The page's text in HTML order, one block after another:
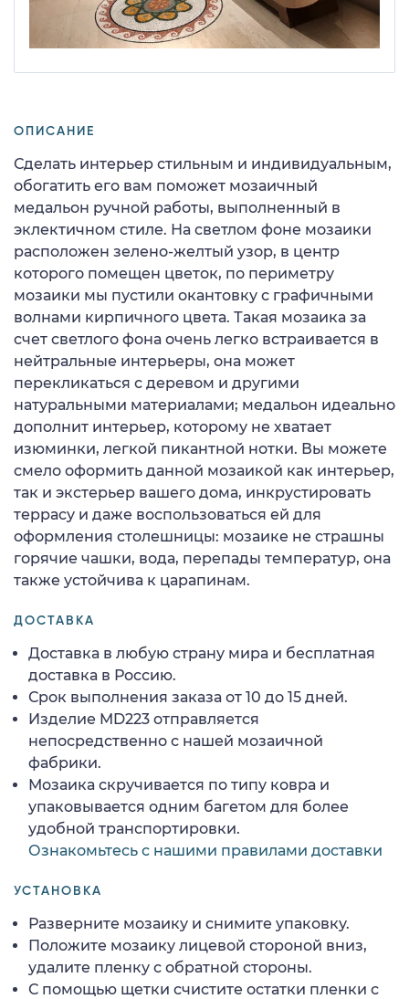
ОПИСАНИЕ
Сделать интерьер стильным и индивидуальным,
обогатить его вам поможет мозаичный
медальон ручной работы, выполненный в
эклектичном стиле. На светлом фоне мозаики
расположен зелено-желтый узор, в центр
которого помещен цветок, по периметру
мозаики мы пустили окантовку с графичными
волнами кирпичного цвета. Такая мозаика за
счет светлого фона очень легко встраивается в
нейтральные интерьеры, она может
перекликаться с деревом и другими
натуральными материалами; медальон идеально
дополнит интерьер, которому не хватает
изюминки, легкой пикантной нотки. Вы можете
смело оформить данной мозаикой как интерьер,
так и экстерьер вашего дома, инкрустировать
террасу и даже воспользоваться ей для
оформления столешницы: мозаике не страшны
горячие чашки, вода, перепады температур, она
также устойчива к царапинам.
ДОСТАВКА
Доставка в любую страну мира и бесплатная
доставка в Россию.
Срок выполнения заказа от 10 до 15 дней.
Изделие MD223 отправляется
непосредственно с нашей мозаичной
фабрики.
Мозаика скручивается по типу ковра и
упаковывается одним багетом для более
удобной транспортировки.
Ознакомьтесь с нашими правилами доставки
УСТАНОВКА
Разверните мозаику и снимите упаковку.
Положите мозаику лицевой стороной вниз,
удалите пленку с обратной стороны.
С помощью щетки счистите остатки пленки с